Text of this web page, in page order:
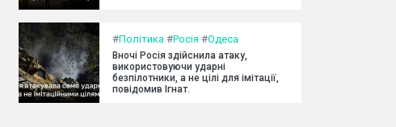
#Політика #Росія #Одеса
Вночі Росія здійснила атаку,
використовуючи ударні
безпілотники, а не цілі для імітації,
повідомив Ігнат.